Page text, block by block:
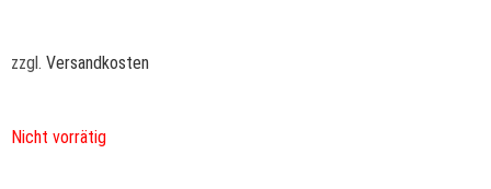
zzgl. Versandkosten
Nicht vorrätig